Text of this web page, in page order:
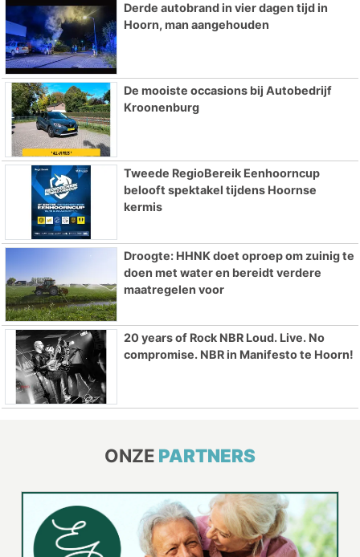
Derde autobrand in vier dagen tijd in
Hoorn, man aangehouden
De mooiste occasions bij Autobedrijf
Kroonenburg
Tweede RegioBereik Eenhoorncup
belooft spektakel tijdens Hoornse
kermis
Droogte: HHNK doet oproep om zuinig te
doen met water en bereidt verdere
maatregelen voor
20 years of Rock NBR Loud. Live. No
compromise. NBR in Manifesto te Hoorn!
ONZE PARTNERS